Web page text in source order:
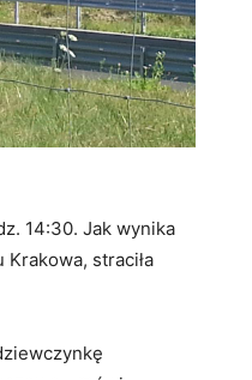
14:30. Jak wynika
straciła